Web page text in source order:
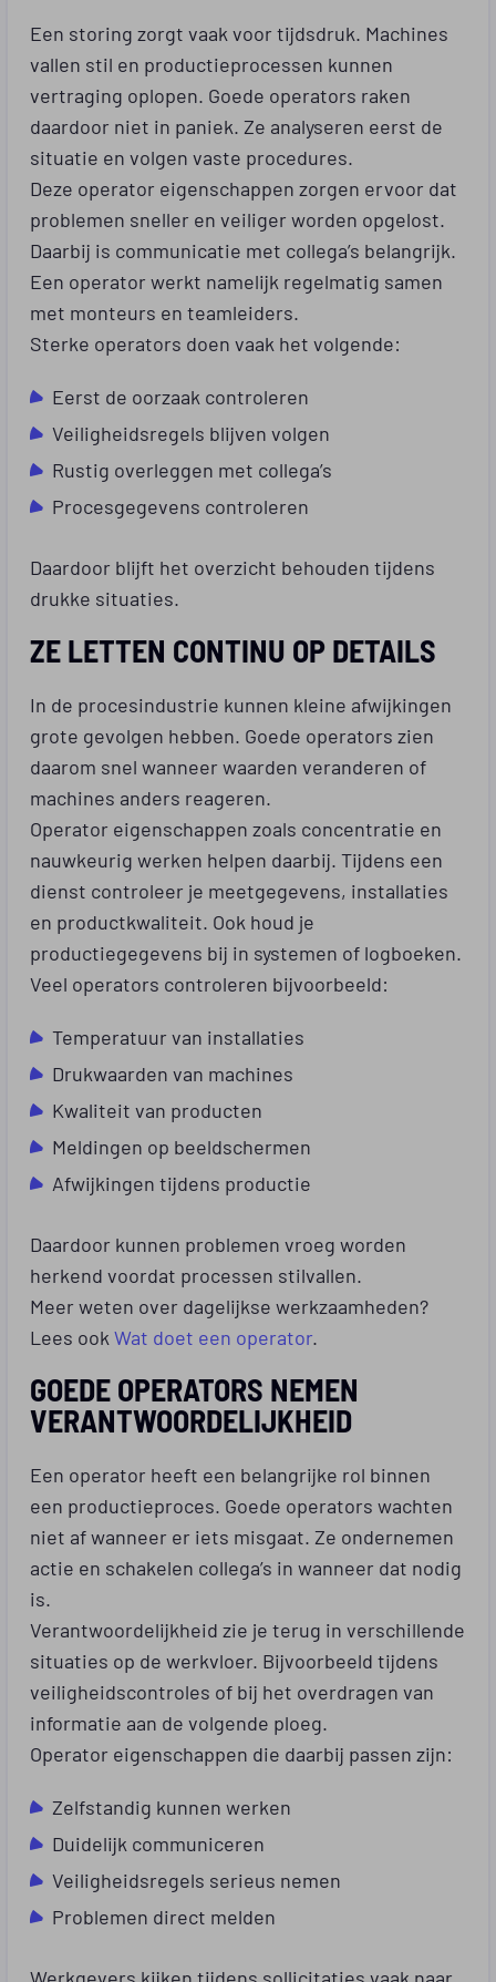
Een storing zorgt vaak voor tijdsdruk. Machines
vallen stil en productieprocessen kunnen
vertraging oplopen. Goede operators raken
daardoor niet in paniek. Ze analyseren eerst de
situatie en volgen vaste procedures.
Deze operator eigenschappen zorgen ervoor dat
problemen sneller en veiliger worden opgelost.
Daarbij is communicatie met collega’s belangrijk.
Een operator werkt namelijk regelmatig samen
met monteurs en teamleiders.
Sterke operators doen vaak het volgende:
Eerst de oorzaak controleren
Veiligheidsregels blijven volgen
Rustig overleggen met collega’s
Procesgegevens controleren
Daardoor blijft het overzicht behouden tijdens
drukke situaties.
ZE LETTEN CONTINU OP DETAILS
In de procesindustrie kunnen kleine afwijkingen
grote gevolgen hebben. Goede operators zien
daarom snel wanneer waarden veranderen of
machines anders reageren.
Operator eigenschappen zoals concentratie en
nauwkeurig werken helpen daarbij. Tijdens een
dienst controleer je meetgegevens, installaties
en productkwaliteit. Ook houd je
productiegegevens bij in systemen of logboeken.
Veel operators controleren bijvoorbeeld:
Temperatuur van installaties
Drukwaarden van machines
Kwaliteit van producten
Meldingen op beeldschermen
Afwijkingen tijdens productie
Daardoor kunnen problemen vroeg worden
herkend voordat processen stilvallen.
Meer weten over dagelijkse werkzaamheden?
Lees ook Wat doet een operator
GOEDE OPERATORS NEMEN
VERANTWOORDELIJKHEID
Een operator heeft een belangrijke rol binnen
een productieproces. Goede operators wachten
niet af wanneer er iets misgaat. Ze ondernemen
actie en schakelen collega’s in wanneer dat nodig
is.
Verantwoordelijkheid zie je terug in verschillende
situaties op de werkvloer. Bijvoorbeeld tijdens
veiligheidscontroles of bij het overdragen van
informatie aan de volgende ploeg.
Operator eigenschappen die daarbij passen zijn:
Zelfstandig kunnen werken
Duidelijk communiceren
Veiligheidsregels serieus nemen
Problemen direct melden
Werkgevers kijken tijdens sollicitaties vaak naar